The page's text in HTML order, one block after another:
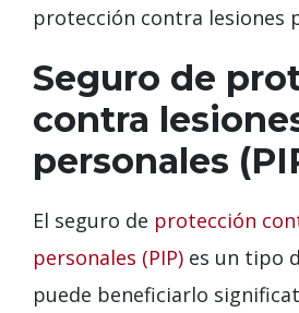
protección contra lesiones
Seguro de
contra
personales
El seguro de protección
personales (PIP) es un tipo
puede beneficiarlo